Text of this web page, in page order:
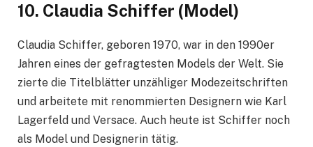
10. Claudia Schiffer (Model)
Claudia Schiffer, geboren 1970, war in den 1990er
Jahren eines der gefragtesten Models der Welt. Sie
zierte die Titelblätter unzähliger Modezeitschriften
und arbeitete mit renommierten Designern wie Karl
Lagerfeld und Versace. Auch heute ist Schiffer noch
als Model und Designerin tätig.